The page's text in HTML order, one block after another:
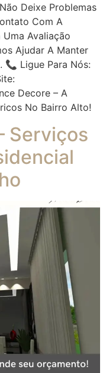
Deixe Problemas
Com A
Avaliação
Ajudar A Manter
📞 Ligue Para Nós:
Decore – A
No Bairro Alto!
Serviços